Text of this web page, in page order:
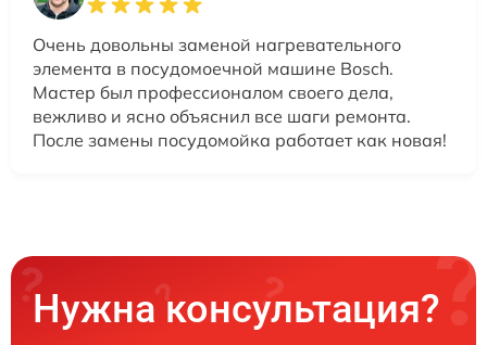
Очень довольны заменой нагревательного
элемента в посудомоечной машине Bosch.
Мастер был профессионалом своего дела,
вежливо и ясно объяснил все шаги ремонта.
После замены посудомойка работает как новая!
Нужна консультация?